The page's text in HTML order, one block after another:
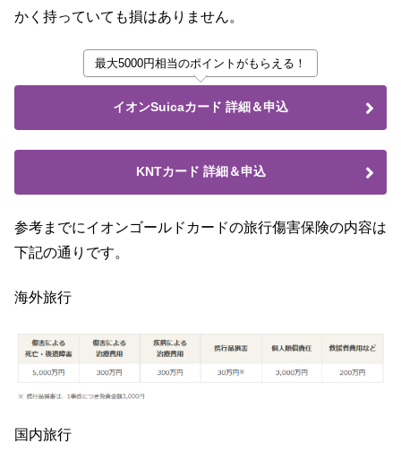
かく持っていても損はありません。
最大5000円相当のポイントがもらえる！
イオンSuicaカード 詳細＆申込
KNTカード 詳細＆申込
参考までにイオンゴールドカードの旅行傷害保険の内容は
下記の通りです。
海外旅行
国内旅行